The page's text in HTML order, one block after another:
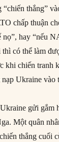
“chiến thắng”
chấp thuận
nọ”, hay “nếu
có thể làm
khi chiến tranh
Ukraine vào
gửi gắm
Một quân
thắng cuối